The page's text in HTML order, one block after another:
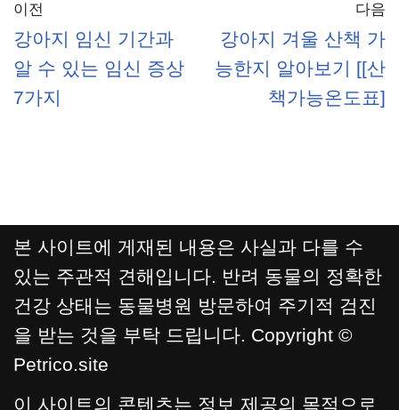
이전
강아지 임신 기간과
알 수 있는 임신 증상
7가지
다음
강아지 겨울 산책 가
능한지 알아보기 [[산
책가능온도표]
본 사이트에 게재된 내용은 사실과 다를 수
있는 주관적 견해입니다. 반려 동물의 정확한
건강 상태는 동물병원 방문하여 주기적 검진
을 받는 것을 부탁 드립니다. Copyright ©
Petrico.site
이 사이트의 콘텐츠는 정보 제공의 목적으로